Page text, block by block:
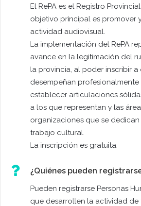
El RePA es el Registro
objetivo principal es promover
actividad audiovisual.
La implementación del RePA
avance en la legitimación del
la provincia, al poder inscribir a
desempeñan profesionalmente
establecer articulaciones
a los que representan y las
organizaciones que se
trabajo cultural.
La inscripción es gratuita.
¿Quiénes pueden
Pueden registrarse Personas
que desarrollen la actividad de